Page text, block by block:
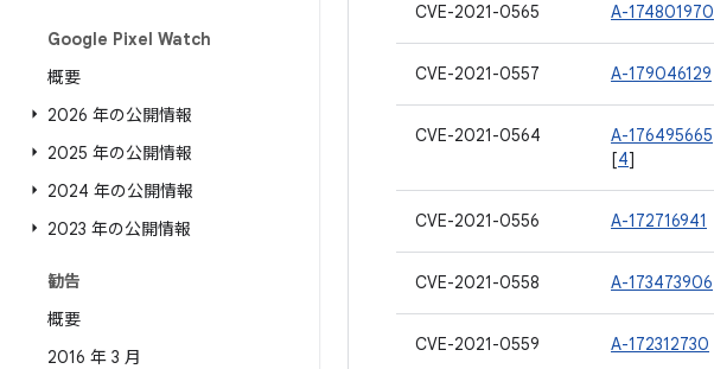
Google Pixel Watch
概要
2026 年の公開情報
2025 年の公開情報
2024 年の公開情報
2023 年の公開情報
勧告
概要
2016 年 3 月
CVE-2021-0565 A-174801970
CVE-2021-0557 A-179046129
CVE-2021-0564 A-176495665
[4]
CVE-2021-0556 A-172716941
CVE-2021-0558 A-173473906
CVE-2021-0559 A-172312730